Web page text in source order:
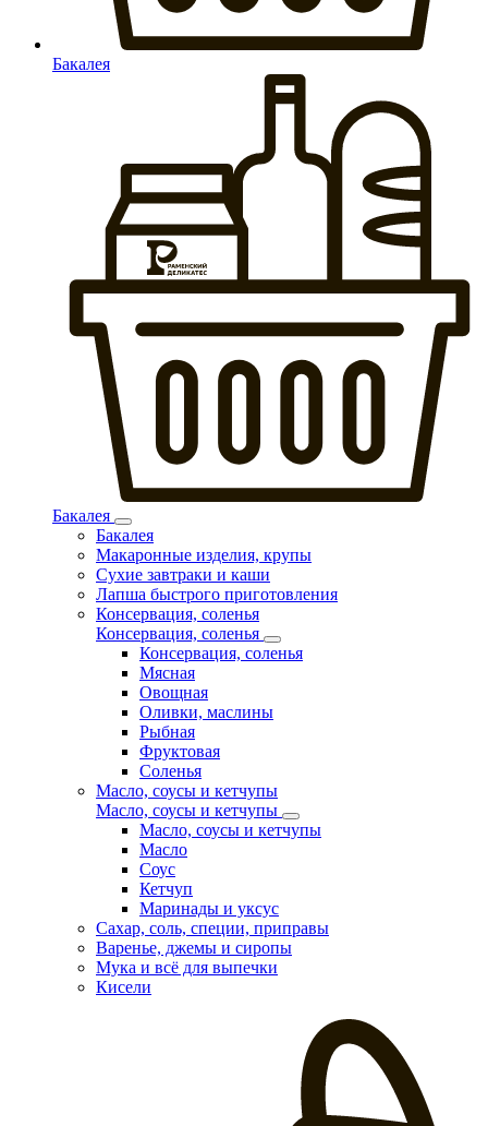
Бакалея
Бакалея
Бакалея
Макаронные изделия, крупы
Сухие завтраки и каши
Лапша быстрого приготовления
Консервация, соленья
Консервация, соленья
Консервация, соленья
Мясная
Овощная
Оливки, маслины
Рыбная
Фруктовая
Соленья
Масло, соусы и кетчупы
Масло, соусы и кетчупы
Масло, соусы и кетчупы
Масло
Соус
Кетчуп
Маринады и уксус
Сахар, соль, специи, приправы
Варенье, джемы и сиропы
Мука и всё для выпечки
Кисели